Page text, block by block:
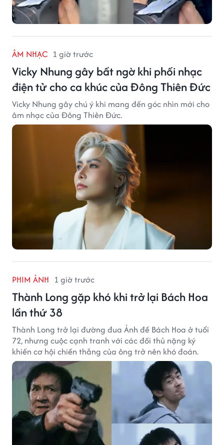
ÂM NHẠC 1 giờ trước
Vicky Nhung gây bất ngờ khi phối nhạc
điện tử cho ca khúc của Đông Thiên Đức
Vicky Nhung gây chú ý khi mang đến góc nhìn mới cho
âm nhạc của Đông Thiên Đức.
PHIM ẢNH 1 giờ trước
Thành Long gặp khó khi trở lại Bách Hoa
lần thứ 38
Thành Long trở lại đường đua Ảnh đế Bách Hoa ở tuổi
72, nhưng cuộc cạnh tranh với các đối thủ nặng ký
khiến cơ hội chiến thắng của ông trở nên khó đoán.